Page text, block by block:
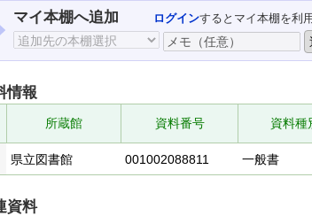
マイ本棚へ追加 ログインするとマイ本棚を利
情報
所蔵館 資料番号 資料種
県立図書館 001002088811 一般書
資料